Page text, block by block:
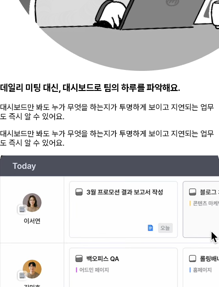
데일리 미팅 대신, 대시보드로 팀의 하루를 파악해요.
대시보드만 봐도 누가 무엇을 하는지가 투명하게 보이고 지연되는 업무
도 즉시 알 수 있어요.
대시보드만 봐도 누가 무엇을 하는지가 투명하게 보이고 지연되는 업무
도 즉시 알 수 있어요.